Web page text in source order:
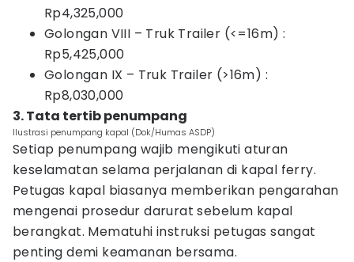
Rp4,325,000
Golongan VIII – Truk Trailer (<=16m) :
Rp5,425,000
Golongan IX – Truk Trailer (>16m) :
Rp8,030,000
3. Tata tertib penumpang
Ilustrasi penumpang kapal (Dok/Humas ASDP)
Setiap penumpang wajib mengikuti aturan
keselamatan selama perjalanan di kapal ferry.
Petugas kapal biasanya memberikan pengarahan
mengenai prosedur darurat sebelum kapal
berangkat. Mematuhi instruksi petugas sangat
penting demi keamanan bersama.